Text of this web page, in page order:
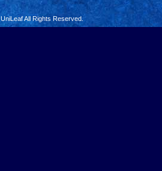
UniLeafAll Rights Reserved.